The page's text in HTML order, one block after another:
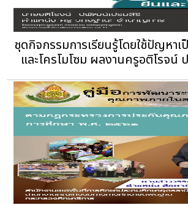
ชุดกิจกรรมการเรียนรู้โดยใช้ปัญหาเ
และโครโมโซม ผลงานครูอติโรจ